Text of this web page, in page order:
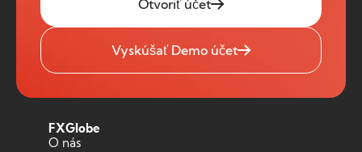
Otvoriť účet
Vyskúšať Demo účet
FXGlobe
O nás